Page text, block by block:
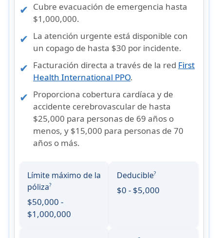
Cubre evacuación de emergencia hasta
$1,000,000.
La atención urgente está disponible con
un copago de hasta $30 por incidente.
Facturación directa a través de la red First
Health International PPO.
Proporciona cobertura cardíaca y de
accidente cerebrovascular de hasta
$25,000 para personas de 69 años o
menos, y $15,000 para personas de 70
años o más.
Límite máximo de la
póliza?
$50,000 -
$1,000,000
Deducible?
$0 - $5,000